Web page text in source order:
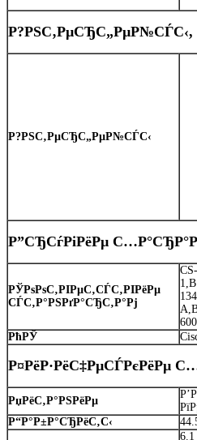
Р?РЅС‚РµСЂС„РµР№СЃС‹,
Р?РЅС‚РµСЂС„РµР№СЃС‹
Р”СЂСѓРіРёРµ
РЎРѕРѕС‚РІРµС‚СЃС‚РІРёРµ
СЃС‚Р°РЅРґР°СЂС‚Р°Рј
РћРЎ
Р¤РёР·РёС‡РµСЃРєРёРµ
РџРёС‚Р°РЅРёРµ
Р“Р°Р±Р°СЂРёС‚С‹
6